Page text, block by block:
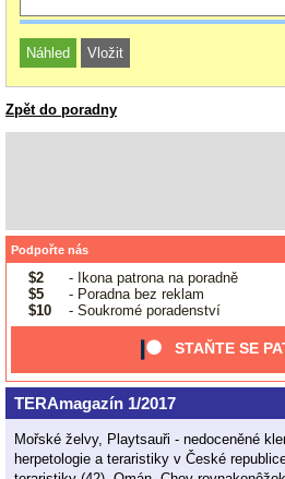
Zpět do poradny
Podpořte nás
$2
- Ikona patrona na poradně
$5
- Poradna bez reklam
$10
- Soukromé poradenství
STAŇTE SE
TERAmagazín 1/2017
Mořské želvy, Playtsauři - nedoceněné
herpetologie a teraristiky v České